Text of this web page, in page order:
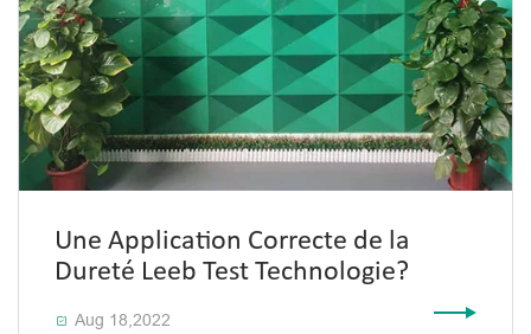
Une Application Correcte de la
Dureté Leeb Test Technologie?
 Aug 18,2022